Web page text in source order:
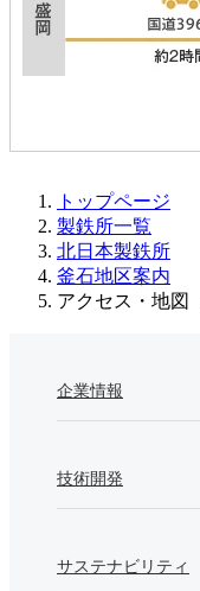
トップページ
製鉄所一覧
北日本製鉄所
釜石地区案内
アクセス・地図
企業情報
技術開発
サステナビリティ